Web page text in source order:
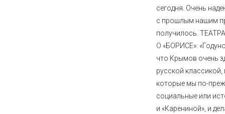
сегодня. Очень
с прошлым нашим
получилось.
О «БОРИСЕ»:
что Крымов очень
русской классикой,
которые мы по-
социальные или
и «Карениной», и